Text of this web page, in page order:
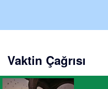
Vaktin Çağrısı